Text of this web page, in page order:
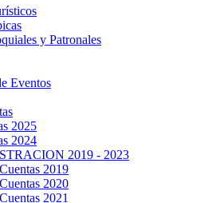
y Patronales
Eventos
2025
2024
2019 - 2023
2019
2020
2021